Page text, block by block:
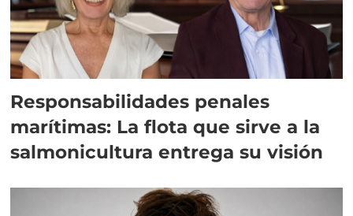
Responsabilidades penales
marítimas: La flota que sirve a la
salmonicultura entrega su visión